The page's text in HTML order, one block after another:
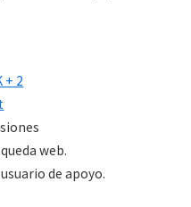
+ 2
web.
de apoyo.